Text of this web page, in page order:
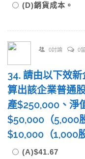
(D)銷貨成本。
0討論 0
34. 請由以下效
算出該企業普通
產$250,000、淨
$50,000（5,000
$10,000（1,000股
(A)$41.67